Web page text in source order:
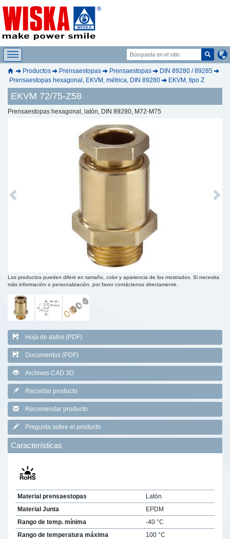
Productos Prensaestopas Prensaestopas
DIN 89280 / 89285
Prensaestopas hexagonal, EKVM, métrica, DIN 89280
EKVM, tipo Z
EKVM 72/75-Z58
Prensaestopas hexagonal, latón, DIN 89280, M72-M75
Previous Next
Los productos pueden diferir en tamaño, color y apariencia de los mostrados. Si necesita
más información o personalización, por favor contáctenos directamente.
Hoja de datos (PDF)
Documentos (PDF)
Archivos CAD 3D
Recordar producto
Recomendar producto
Pregunta sobre el producto
Características
Material prensaestopas
Latón
Material Junta
EPDM
Rango de temp. mínima
-40 °C
Rango de temperatura máxima
100 °C